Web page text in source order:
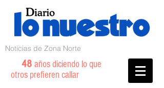
Noticias de Zona Norte
48 años diciendo lo que
otros prefieren callar